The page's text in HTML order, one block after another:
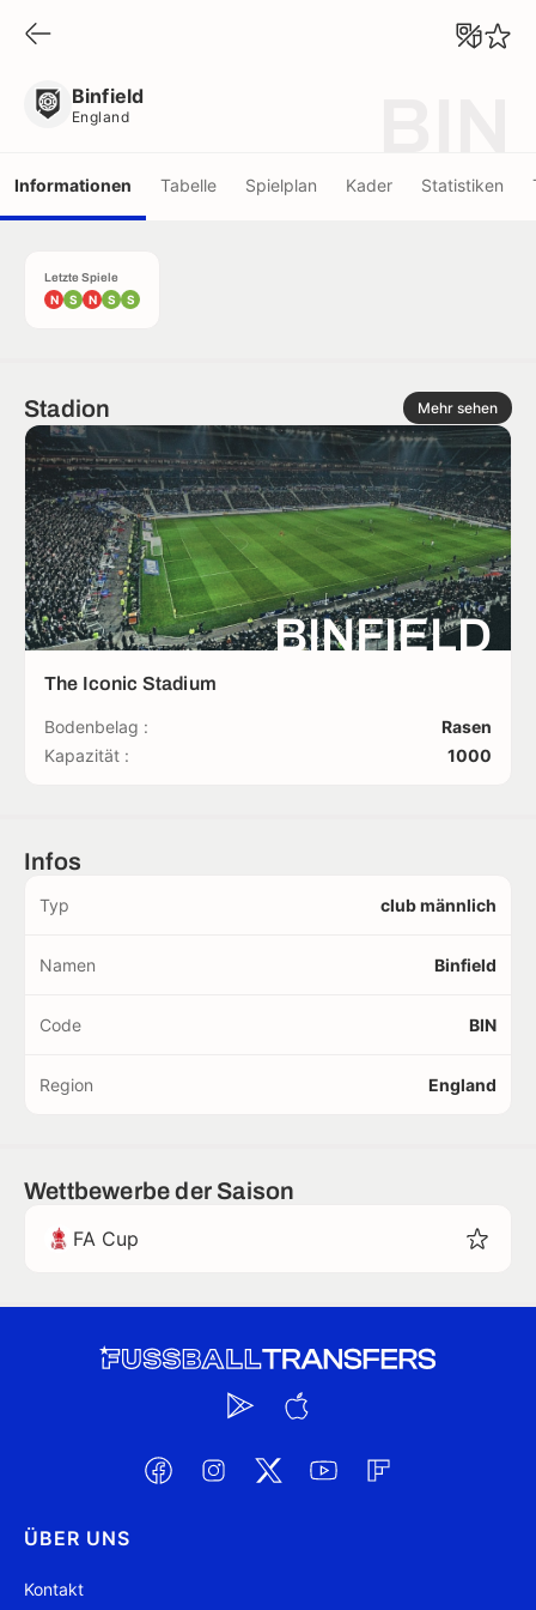
Binfield
England
Informationen Tabelle Spielplan Kader Statistiken
Letzte Spiele
N S N S S
Stadion Mehr sehen
BINFIELD
The Iconic Stadium
Bodenbelag :
Rasen
Kapazität :
1000
Infos
Typ club männlich
Namen Binfield
Code BIN
Region England
Wettbewerbe der Saison
FA Cup
ÜBER UNS
Kontakt